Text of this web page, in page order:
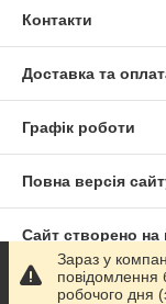
Контакти
Доставка та
Графік роботи
Повна версія
Сайт створено на
Політика
Зараз у
повідомлення
робочого дня